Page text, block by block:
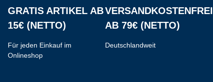
GRATIS ARTIKEL AB
15€ (NETTO)
Für jeden Einkauf im
Onlineshop
VERSANDKOSTENFREI
AB 79€ (NETTO)
Deutschlandweit